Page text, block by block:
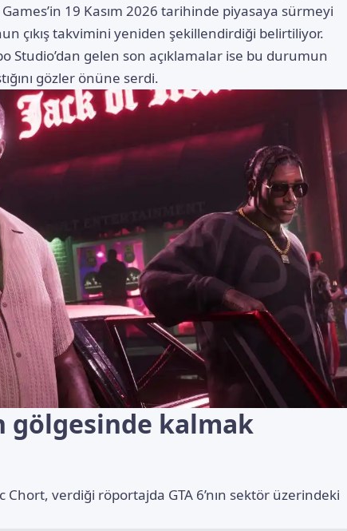
19 Kasım 2026 tarihinde piyasaya sürmeyi
çıkış takvimini yeniden şekillendirdiği belirtiliyor.
Studio’dan gelen son açıklamalar ise bu durumun
gözler önüne serdi.
gölgesinde kalmak
Chort, verdiği röportajda GTA 6’nın sektör üzerindeki